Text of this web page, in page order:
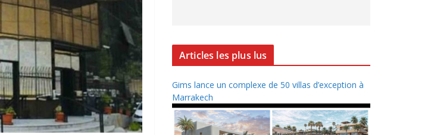
Articles les plus lus
Gims lance un complexe de 50 villas d’exception à
Marrakech